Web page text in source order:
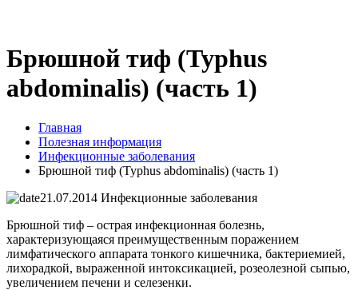
Брюшной тиф (Typhus
abdominalis) (часть 1)
Главная
Полезная информация
Инфекционные заболевания
Брюшной тиф (Typhus abdominalis) (часть 1)
21.07.2014 Инфекционные заболевания
Брюшной тиф – острая инфекционная болезнь,
характеризующаяся преимущественным поражением
лимфатического аппарата тонкого кишечника, бактериемией,
лихорадкой, выраженной интоксикацией, розеолезной сыпью,
увеличением печени и селезенки.